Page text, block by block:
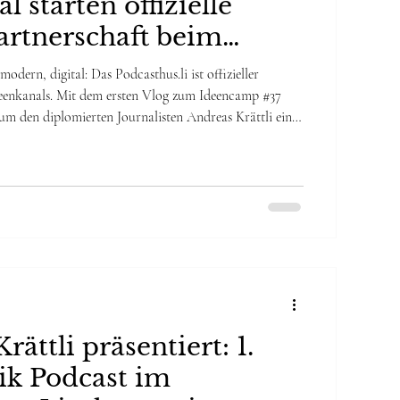
beim
#37 im Vadozner
digital: Das Podcasthus.li ist offizieller
Mit dem ersten Vlog zum Ideencamp #37
den diplomierten Journalisten Andreas Krättli ein
Serie. Andreas Krättli bri
präsentiert: 1.
Podcast im